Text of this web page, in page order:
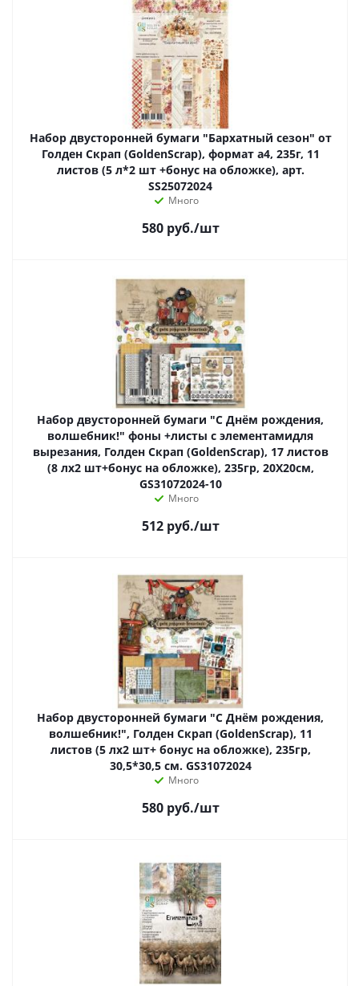
Набор двусторонней бумаги "Бархатный сезон" от
Голден Скрап (GoldenScrap), формат а4, 235г, 11
листов (5 л*2 шт +бонус на обложке), арт.
SS25072024
Много
580руб./шт
Набор двусторонней бумаги "С Днём рождения,
волшебник!" фоны +листы с элементамидля
вырезания, Голден Скрап (GoldenScrap), 17 листов
(8 лх2 шт+бонус на обложке), 235гр, 20Х20см,
GS31072024-10
Много
512руб./шт
Набор двусторонней бумаги "С Днём рождения,
волшебник!", Голден Скрап (GoldenScrap), 11
листов (5 лх2 шт+ бонус на обложке), 235гр,
30,5*30,5 см. GS31072024
Много
580руб./шт